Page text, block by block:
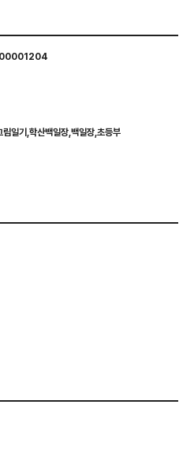
일기,학산백일장,백일장,초등부